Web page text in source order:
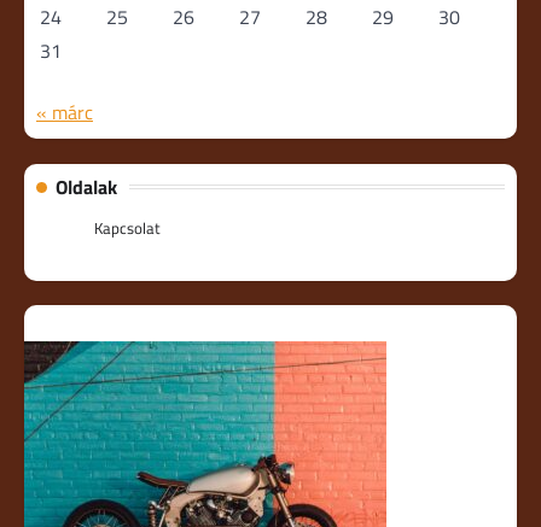
24
25 26 27 28 29
30
31
« márc
Oldalak
Kapcsolat